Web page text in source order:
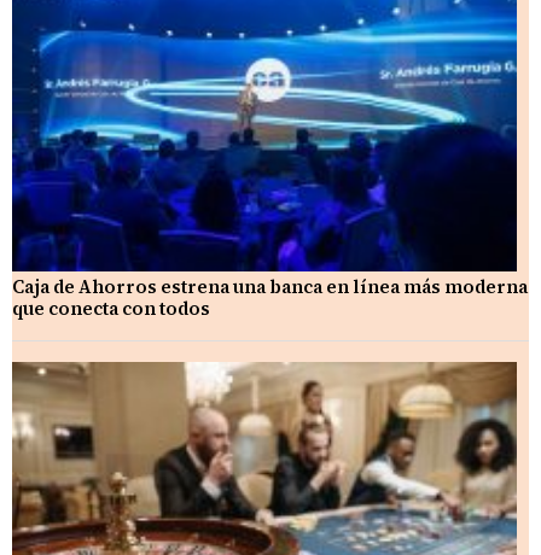
Caja de Ahorros estrena una banca en línea más moderna
que conecta con todos